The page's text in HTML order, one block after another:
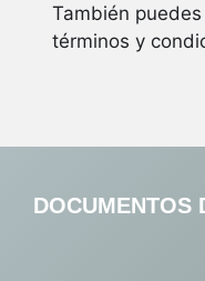
También puedes
términos y
DOCUMENTOS